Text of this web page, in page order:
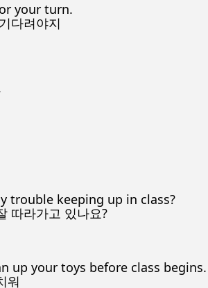
your turn.
다려야지
trouble keeping up in class?
따라가고 있나요?
up your toys before class begins.
워